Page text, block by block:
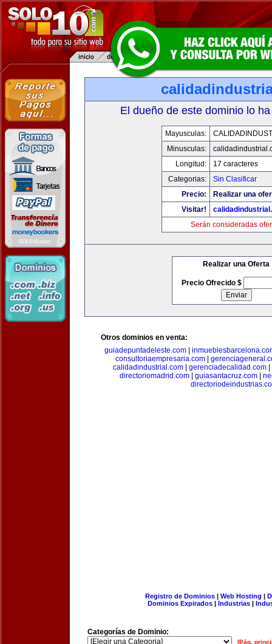
El dueño de este dominio lo
Mayusculas:
Minusculas:
Longitud:
17 caracteres
Categorias:
Sin Clasificar
Precio:
Realizar una
Visitar!
Serán consideradas
Realizar una Oferta
Precio Ofrecido $
Otros dominios en venta:
guiadepuntadeleste.com|
consultoriaempresaria.com
calidadindustrial.com
gerenciadecalidad.com
directoriomadrid.com| guiasantacruz.com|
Registro de Dominios| Web Hosting |
Dominios Expirados | Industrias |
Categorías de Dominio:
[Pág.